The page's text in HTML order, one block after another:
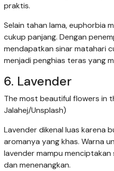
praktis.
Selain tahan lama, euphorbia
cukup panjang. Dengan
mendapatkan sinar matahari
menjadi penghias teras yang
6. Lavender
The most beautiful flowers in
Jalahej/Unsplash)
Lavender dikenal luas karena
aromanya yang khas. Warna
lavender mampu
dan menenangkan.